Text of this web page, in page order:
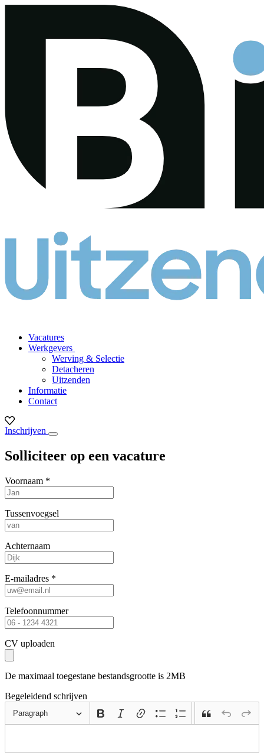
Vacatures
Werkgevers
Werving & Selectie
Detacheren
Uitzenden
Informatie
Contact
Inschrijven
Solliciteer op een vacature
Voornaam *
Tussenvoegsel
Achternaam
E-mailadres *
Telefoonnummer
CV uploaden
De maximaal toegestane bestandsgrootte is 2MB
Begeleidend schrijven
Paragraph